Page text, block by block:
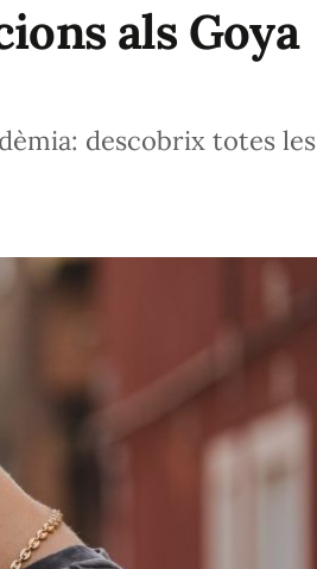
als Goya
descobrix totes les